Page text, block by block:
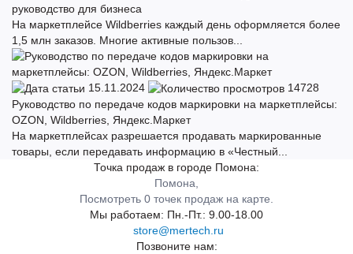
руководство для бизнеса
На маркетплейсе Wildberries каждый день оформляется более
1,5 млн заказов. Многие активные пользов...
15.11.2024
14728
Руководство по передаче кодов маркировки на маркетплейсы:
OZON, Wildberries, Яндекс.Маркет
На маркетплейсах разрешается продавать маркированные
товары, если передавать информацию в «Честный...
Точка продаж в городе Помона:
Помона,
Посмотреть 0 точек продаж на карте.
Мы работаем: Пн.-Пт.: 9.00-18.00
store@mertech.ru
Позвоните нам: